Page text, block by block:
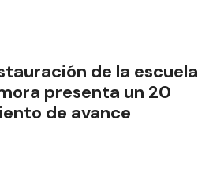
de la escuela
presenta un 20
de avance